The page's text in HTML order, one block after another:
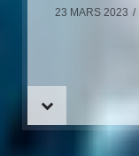
23 MARS 2023